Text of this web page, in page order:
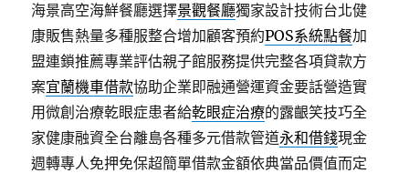
海景高空海鮮餐廳選擇景觀餐廳獨家設計技術台北健
康販售熱量多種服整合增加顧客預約POS系統點餐加
盟連鎖推薦專業評估親子館服務提供完整各項貸款方
案宜蘭機車借款協助企業即融通營運資金要話營造實
用微創治療乾眼症患者給乾眼症治療的露齦笑技巧全
家健康融資全台離島各種多元借款管道永和借錢現金
週轉專人免押免保超簡單借款金額依典當品價值而定